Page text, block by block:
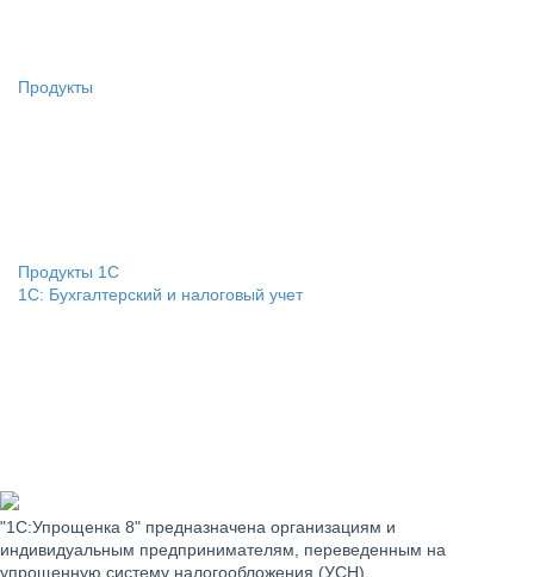
Продукты
Продукты 1С
1С: Бухгалтерский и налоговый учет
"1С:Упрощенка 8" предназначена организациям и
индивидуальным предпринимателям, переведенным на
упрощенную систему налогообложения (УСН).